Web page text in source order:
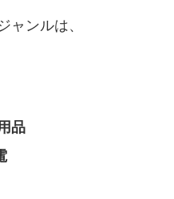
ャンルは、
品